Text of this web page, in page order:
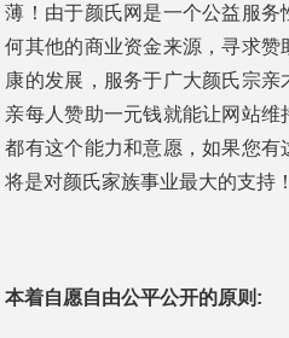
薄！由于颜氏网是一个公益服
何其他的商业资金来源，寻求
康的发展，服务于广大颜氏宗
亲每人赞助一元钱就能让网站维
都有这个能力和意愿，如果您有
将是对颜氏家族事业最大的支持！
本着自愿自由公平公开的原则: